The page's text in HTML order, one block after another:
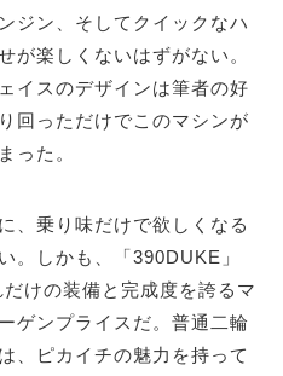
ジン、そしてクイックなハ
が楽しくないはずがない。
イスのデザインは筆者の好
回っただけでこのマシンが
った。
、乗り味だけで欲しくなる
。しかも、「390DUKE」
けの装備と完成度を誇るマ
ゲンプライスだ。普通二輪
、ピカイチの魅力を持って